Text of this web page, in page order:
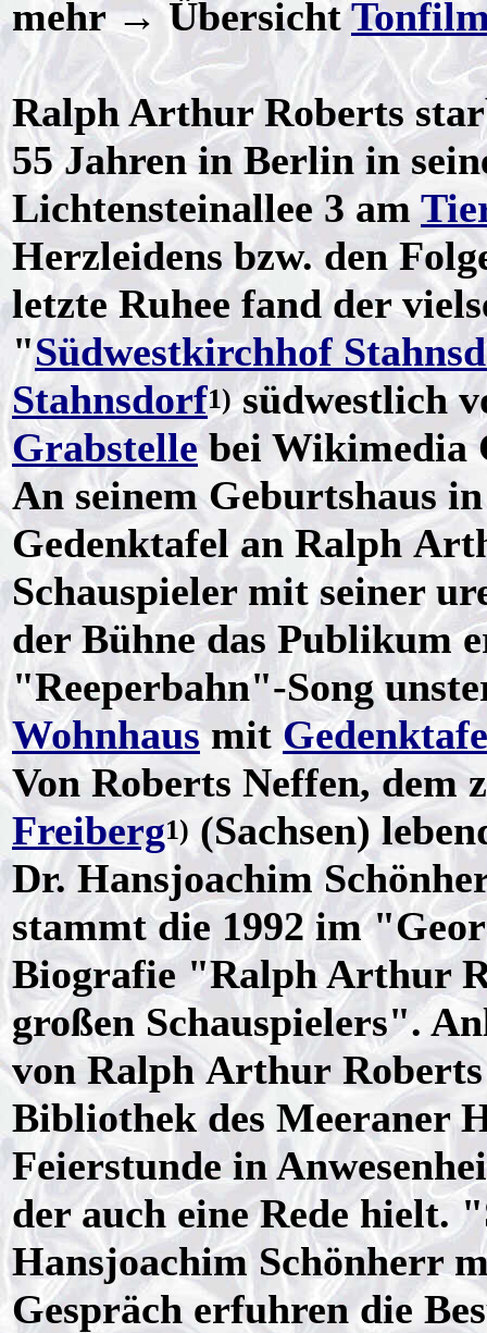
mehr → Übersicht
Ralph Arthur Roberts
55 Jahren in Berlin in
Lichtensteinallee 3 am
Herzleidens bzw. den
letzte Ruhee fand der
"Südwestkirchhof
Stahnsdorf1)südwestlich
Grabstellebei Wikimedia
An seinem Geburtshaus
Gedenktafel an Ralph
Schauspieler mit seiner
der Bühne das Publikum
"Reeperbahn"-Song
Wohnhausmit
Von Roberts Neffen, dem
Freiberg1) (Sachsen)
Dr. Hansjoachim
stammt die 1992 im
Biografie "Ralph Arthur
großen Schauspielers".
von Ralph Arthur
Bibliothek des Meeraner
Feierstunde in
der auch eine Rede hielt.
Hansjoachim Schönherr
Gespräch erfuhren die